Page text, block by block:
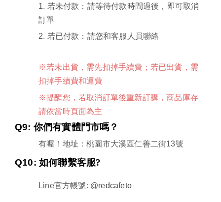
1. 若未付款：請等待付款時間過後，即可取消
訂單
2. 若已付款：請您和客服人員聯絡
※若未出貨，需先扣掉手續費；若已出貨，需
扣掉手續費和運費
※提醒您，若取消訂單後重新訂購，商品庫存
請依當時頁面為主
Q9: 你們有實體門市嗎？
有喔！地址：桃園市大溪區仁善二街13號
Q10: 如何聯繫客服?
Line官方帳號: @redcafeto